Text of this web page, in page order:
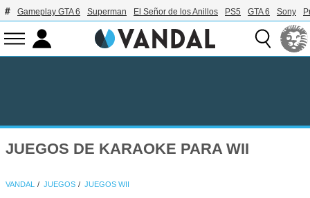
Gameplay GTA 6 Superman El Señor de los Anillos PS5 GTA 6 Sony
JUEGOS DE KARAOKE PARA WII
VANDAL JUEGOS JUEGOS WII